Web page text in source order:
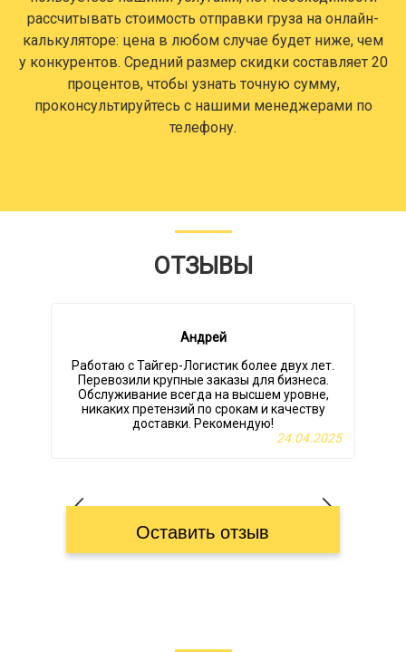
рассчитывать стоимость отправки груза на онлайн-
калькуляторе: цена в любом случае будет ниже, чем
у конкурентов. Средний размер скидки составляет 20
процентов, чтобы узнать точную сумму,
проконсультируйтесь с нашими менеджерами по
телефону.
ОТЗЫВЫ
Андрей
Работаю с Тайгер-Логистик более двух лет.
Перевозили крупные заказы для бизнеса.
Обслуживание всегда на высшем уровне,
никаких претензий по срокам и качеству
доставки. Рекомендую!
24.04.2025
Оставить отзыв